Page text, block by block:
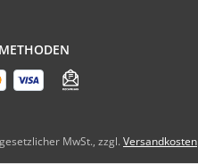
MwSt., zzgl. Versandkosten